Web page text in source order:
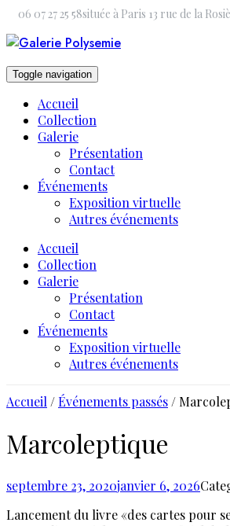
Skip
to
content
06 07 27 25 58située à Paris 13 rue de la
Toggle navigation
Accueil
Collection
Galerie
Présentation
Contact
Événements
Exposition virtuelle
Autres événements
Accueil
Collection
Galerie
Présentation
Contact
Événements
Exposition virtuelle
Autres événements
Accueil /Événements passés /
Marcoleptique
septembre 23, 2020janvier 6, 2026
Lancement du livre «des cartes pour